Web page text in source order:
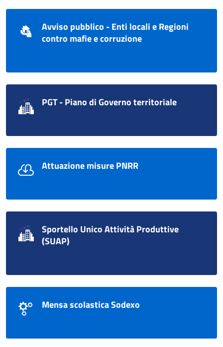
Avviso pubblico - Enti locali e Regioni
contro mafie e corruzione
PGT - Piano di Governo territoriale
Attuazione misure PNRR
Sportello Unico Attività Produttive
(SUAP)
Mensa scolastica Sodexo